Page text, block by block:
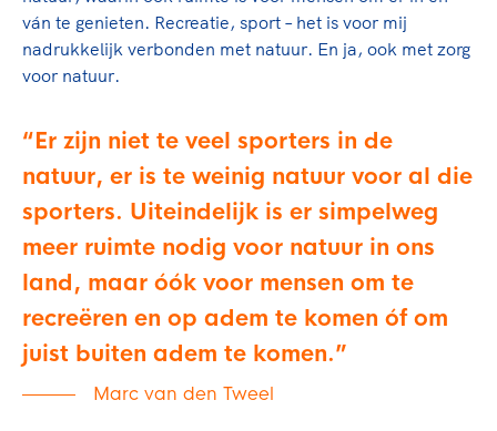
ván te genieten. Recreatie, sport – het is voor mij
nadrukkelijk verbonden met natuur. En ja, ook met zorg
voor natuur.
Er zijn niet te veel sporters in de
natuur, er is te weinig natuur voor al die
sporters. Uiteindelijk is er simpelweg
meer ruimte nodig voor natuur in ons
land, maar óók voor mensen om te
recreëren en op adem te komen óf om
juist buiten adem te komen.
Marc van den Tweel